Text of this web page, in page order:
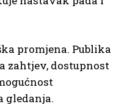
promjena. Publika
zahtjev, dostupnost
gledanja.